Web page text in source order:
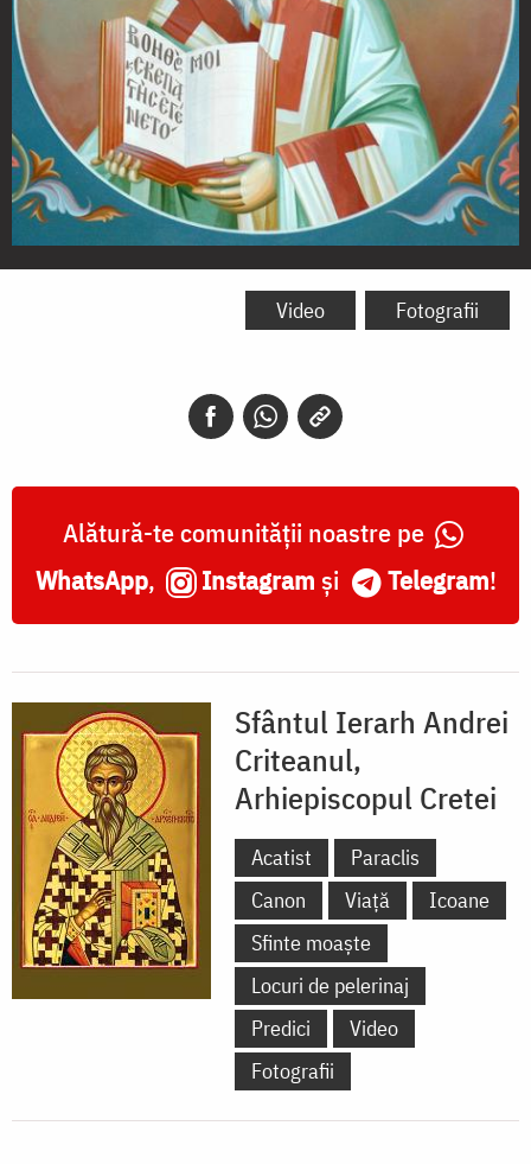
Sfântul
Video Fotografii
Alătură-te comunității noastre pe
WhatsApp, Instagram și Telegram!
Sfântul Ierarh Andrei
Criteanul,
Arhiepiscopul Cretei
Acatist
Paraclis
Canon
Viață
Icoane
Sfinte moaște
Locuri de pelerinaj
Predici
Video
Fotografii